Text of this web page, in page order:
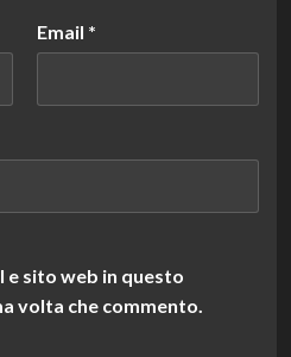
Email *
e sito web in questo
volta che commento.